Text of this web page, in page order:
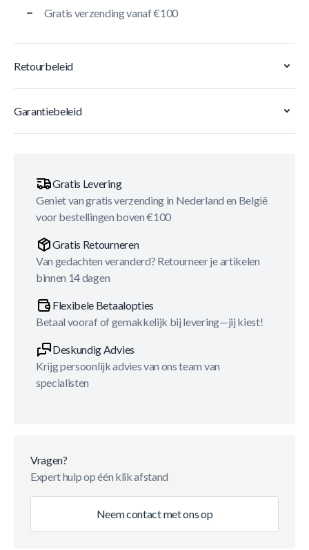
Gratis verzending vanaf €100
Retourbeleid
Garantiebeleid
Gratis Levering
Geniet van gratis verzending in Nederland en België
voor bestellingen boven €100
Gratis Retourneren
Van gedachten veranderd? Retourneer je artikelen
binnen 14 dagen
Flexibele Betaalopties
Betaal vooraf of gemakkelijk bij levering—jij kiest!
Deskundig Advies
Krijg persoonlijk advies van ons team van
specialisten
Vragen?
Expert hulp op één klik afstand
Neem contact met ons op